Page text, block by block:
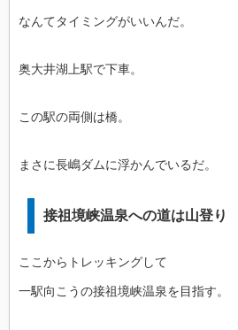
なんてタイミングがいいんだ。
奥大井湖上駅で下車。
この駅の両側は橋。
まさに長嶋ダムに浮かんでいるだ。
接祖境峡温泉への道は山登り
ここからトレッキングして
一駅向こうの接祖境峡温泉を目指す。